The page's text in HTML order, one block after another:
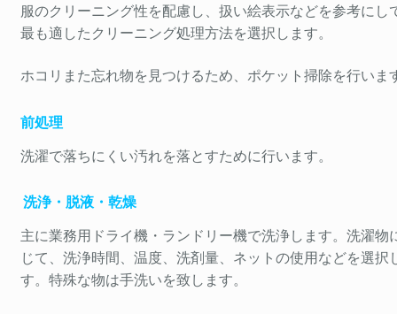
服のクリーニング性を配慮し、扱い絵表示などを参考にし
最も適したクリーニング処理方法を選択します。
ホコリまた忘れ物を見つけるため、ポケット掃除を行いま
前処理
洗濯で落ちにくい汚れを落とすために行います。
洗浄・脱液・乾燥
主に業務用ドライ機・ランドリー機で洗浄します。洗濯物
じて、洗浄時間、温度、洗剤量、ネットの使用などを選択
す。特殊な物は手洗いを致します。